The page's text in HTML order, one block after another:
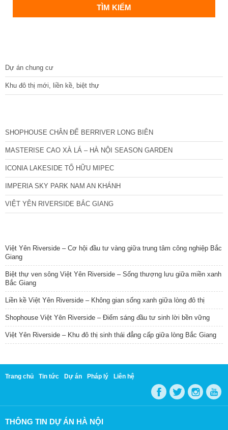
Dự án chung cư
Khu đô thị mới, liền kề, biệt thự
SHOPHOUSE CHÂN ĐẾ BERRIVER LONG BIÊN
MASTERISE CAO XÀ LÁ – HÀ NỘI SEASON GARDEN
ICONIA LAKESIDE TỐ HỮU MIPEC
IMPERIA SKY PARK NAM AN KHÁNH
VIỆT YÊN RIVERSIDE BẮC GIANG
Việt Yên Riverside – Cơ hội đầu tư vàng giữa trung tâm công nghiệp Bắc
Giang
Biệt thự ven sông Việt Yên Riverside – Sống thượng lưu giữa miền xanh
Bắc Giang
Liền kề Việt Yên Riverside – Không gian sống xanh giữa lòng đô thị
Shophouse Việt Yên Riverside – Điểm sáng đầu tư sinh lời bền vững
Việt Yên Riverside – Khu đô thị sinh thái đẳng cấp giữa lòng Bắc Giang
Trang chủ Tin tức Dự án Pháp lý Liên hệ
THÔNG TIN DỰ ÁN HÀ NỘI